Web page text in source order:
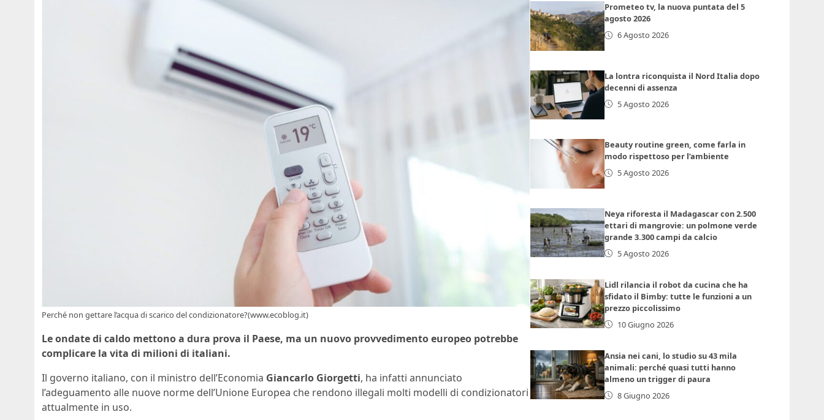
Perché non gettare l’acqua di scarico del condizionatore?(www.ecoblog.it)
Le ondate di caldo mettono a dura prova il Paese, ma un nuovo provvedimento europeo potrebbe
complicare la vita di milioni di italiani.
Il governo italiano, con il ministro dell’Economia Giancarlo Giorgetti, ha infatti annunciato
l’adeguamento alle nuove norme dell’Unione Europea che rendono illegali molti modelli di condizionatori
attualmente in uso.
Prometeo tv, la nuova puntata del 5
agosto 2026
6 Agosto 2026
La lontra riconquista il Nord Italia dopo
decenni di assenza
5 Agosto 2026
Beauty routine green, come farla in
modo rispettoso per l’ambiente
5 Agosto 2026
Neya riforesta il Madagascar con 2.500
ettari di mangrovie: un polmone verde
grande 3.300 campi da calcio
5 Agosto 2026
Lidl rilancia il robot da cucina che ha
sfidato il Bimby: tutte le funzioni a un
prezzo piccolissimo
10 Giugno 2026
Ansia nei cani, lo studio su 43 mila
animali: perché quasi tutti hanno
almeno un trigger di paura
8 Giugno 2026